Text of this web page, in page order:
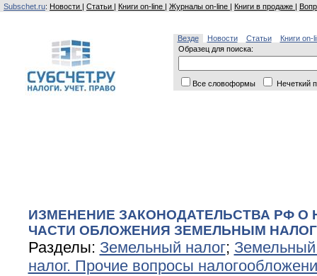
Subschet.ru: Новости | Статьи | Книги on-line | Журналы on-line | Книги в продаже |
Везде Новости Статьи
Книги on-
Образец для поиска:
Все словоформы Нечеткий
ИЗМЕНЕНИЕ ЗАКОНОДАТЕЛЬСТВА РФ О
ЧАСТИ ОБЛОЖЕНИЯ ЗЕМЕЛЬНЫМ
Разделы: Земельный налог; Земельный
налог. Прочие вопросы